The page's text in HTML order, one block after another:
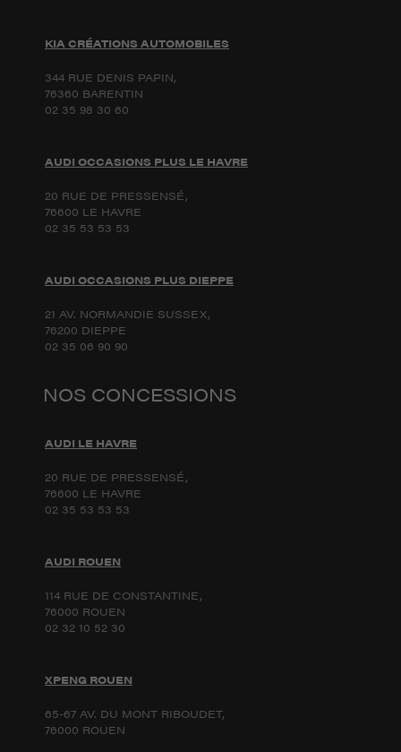
KIA CRÉATIONS AUTOMOBILES
344 RUE DENIS PAPIN,
76360 BARENTIN
02 35 98 30 60
AUDI OCCASIONS PLUS LE HAVRE
20 RUE DE PRESSENSÉ,
76600 LE HAVRE
02 35 53 53 53
AUDI OCCASIONS PLUS DIEPPE
21 AV. NORMANDIE SUSSEX,
76200 DIEPPE
02 35 06 90 90
NOS CONCESSIONS
AUDI LE HAVRE
20 RUE DE PRESSENSÉ,
76600 LE HAVRE
02 35 53 53 53
AUDI ROUEN
114 RUE DE CONSTANTINE,
76000 ROUEN
02 32 10 52 30
XPENG ROUEN
65-67 AV. DU MONT RIBOUDET,
76000 ROUEN